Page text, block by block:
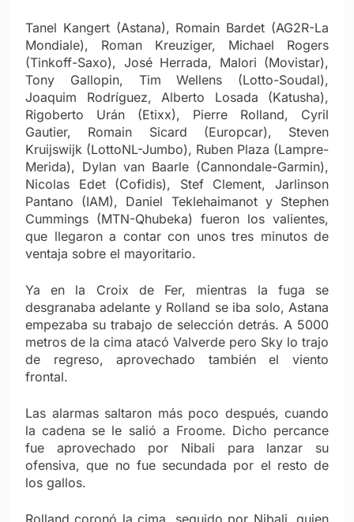
Tanel Kangert (Astana), Romain Bardet (AG2R-La
Mondiale), Roman Kreuziger, Michael Rogers
(Tinkoff-Saxo), José Herrada, Malori (Movistar),
Tony Gallopin, Tim Wellens (Lotto-Soudal),
Joaquim Rodríguez, Alberto Losada (Katusha),
Rigoberto Urán (Etixx), Pierre Rolland, Cyril
Gautier, Romain Sicard (Europcar), Steven
Kruijswijk (LottoNL-Jumbo), Ruben Plaza (Lampre-
Merida), Dylan van Baarle (Cannondale-Garmin),
Nicolas Edet (Cofidis), Stef Clement, Jarlinson
Pantano (IAM), Daniel Teklehaimanot y Stephen
Cummings (MTN-Qhubeka) fueron los valientes,
que llegaron a contar con unos tres minutos de
ventaja sobre el mayoritario.
Ya en la Croix de Fer, mientras la fuga se
desgranaba adelante y Rolland se iba solo, Astana
empezaba su trabajo de selección detrás. A 5000
metros de la cima atacó Valverde pero Sky lo trajo
de regreso, aprovechado también el viento
frontal.
Las alarmas saltaron más poco después, cuando
la cadena se le salió a Froome. Dicho percance
fue aprovechado por Nibali para lanzar su
ofensiva, que no fue secundada por el resto de
los gallos.
Rolland coronó la cima, seguido por Nibali, quien